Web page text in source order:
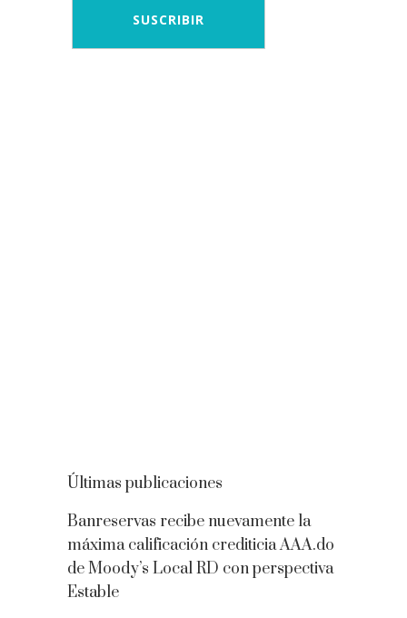
Últimas publicaciones
Banreservas recibe nuevamente la
máxima calificación crediticia AAA.do
de Moody’s Local RD con perspectiva
Estable